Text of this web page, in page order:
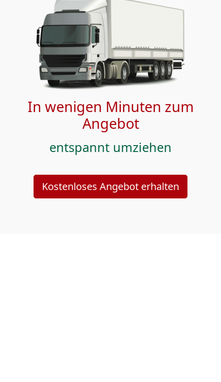
In wenigen Minuten zum
Angebot
entspannt umziehen
Kostenloses Angebot erhalten